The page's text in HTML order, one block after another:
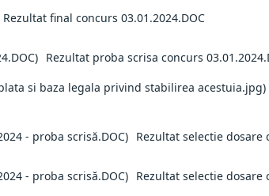
Rezultat final concurs 03.01.2024.DOC
Rezultat proba scrisa concurs
Rezultat selectie dosare
Rezultat selectie dosare